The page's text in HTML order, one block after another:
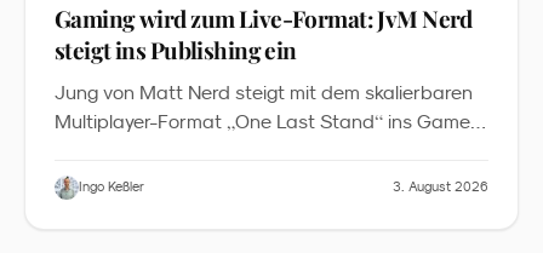
Gaming wird zum Live-Format: JvM Nerd
steigt ins Publishing ein
Jung von Matt Nerd steigt mit dem skalierbaren
Multiplayer-Format „One Last Stand“ ins Game-
Einstiegshürde für Markenaktivierungen in Roblox
Ingo Keßler 3. August 2026